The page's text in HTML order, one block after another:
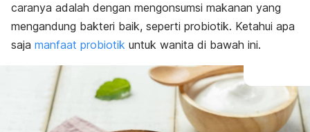
caranya adalah dengan mengonsumsi makanan yang
mengandung bakteri baik, seperti probiotik. Ketahui apa
saja manfaat probiotik untuk wanita di bawah ini.